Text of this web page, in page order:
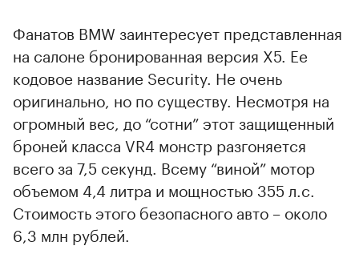
Фанатов BMW заинтересует представленная
на салоне бронированная версия X5. Ее
кодовое название Security. Не очень
оригинально, но по существу. Несмотря на
огромный вес, до “сотни” этот защищенный
броней класса VR4 монстр разгоняется
всего за 7,5 секунд. Всему “виной” мотор
объемом 4,4 литра и мощностью 355 л.с.
Стоимость этого безопасного авто – около
6,3 млн рублей.